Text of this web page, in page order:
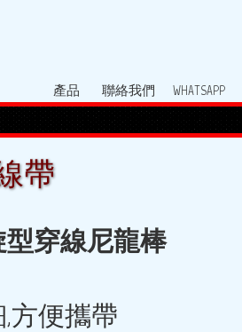
產品 聯絡我們 WHATSAPP
帶
型穿線尼龍棒
方便攜帶